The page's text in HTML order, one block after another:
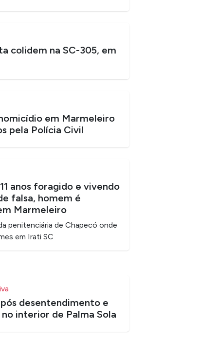
colidem na SC-305, em
em Marmeleiro
pela Polícia Civil
anos foragido e vivendo
falsa, homem é
Marmeleiro
penitenciária de Chapecó onde
em Irati SC
desentendimento e
interior de Palma Sola